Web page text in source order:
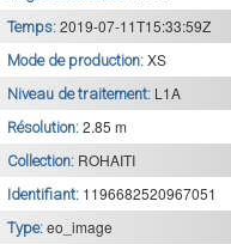
Temps: 2019-07-11T15:33:59Z
Mode de production: XS
Niveau de traitement: L1A
Résolution: 2.85 m
Collection: ROHAITI
Identifiant: 1196682520967051
Type: eo_image